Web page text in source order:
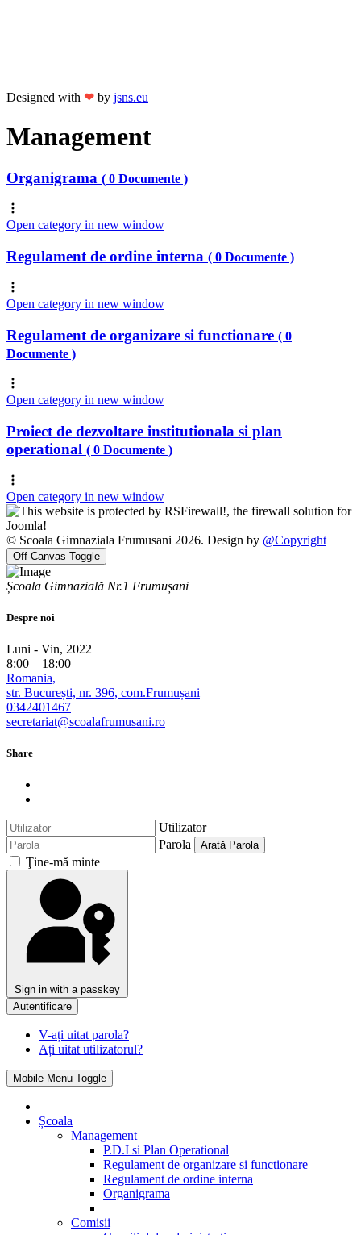
Designed with ❤ by jsns.eu
Management
Organigrama ( 0 Documente )
Open category in new window
Regulament de ordine interna ( 0 Documente )
Open category in new window
Regulament de organizare si functionare ( 0
Documente )
Open category in new window
Proiect de dezvoltare institutionala si plan
operational ( 0 Documente )
Open category in new window
© Scoala Gimnaziala Frumusani 2026. Design by @Copyright
Off-Canvas Toggle
Școala Gimnazială Nr.1 Frumușani
Despre noi
Luni - Vin, 2022
8:00 – 18:00
Romania,
str. București, nr. 396, com.Frumușani
0342401467
secretariat@scoalafrumusani.ro
Share
Utilizator
Parola
Arată Parola
Ţine-mă minte
Sign in with a passkey
Autentificare
V-ați uitat parola?
Ați uitat utilizatorul?
Mobile Menu Toggle
Școala
Management
P.D.I si Plan Operational
Regulament de organizare si functionare
Regulament de ordine interna
Organigrama
Comisii